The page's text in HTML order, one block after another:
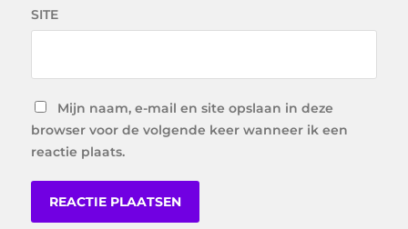
SITE
Mijn naam, e-mail en site opslaan in deze
browser voor de volgende keer wanneer ik een
reactie plaats.